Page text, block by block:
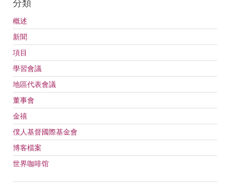
概述
新聞
項目
學習會議
地區代表會議
董事會
金禧
僕人基督國際基金會
博客檔案
世界咖啡馆